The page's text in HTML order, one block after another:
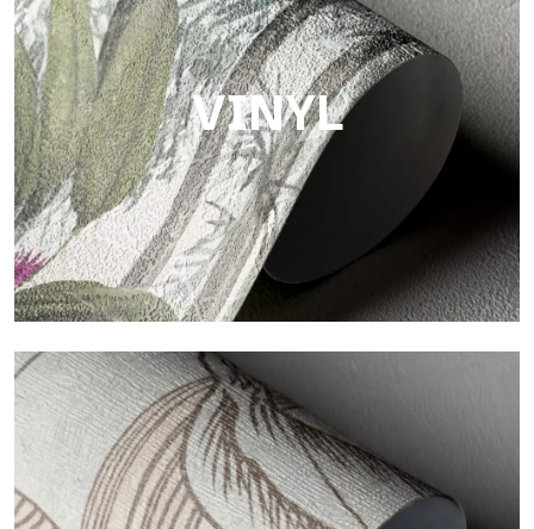
Oberfläche mit faseriger und unregelmäßiger Struktur und
einer weichen Textur, die Wärme und Authentizität vermittelt.
VINYL
Vinyl
Die Vinyloberflächen der Tapeten von Tecnografica bieten
widerstandsfähige, strukturierte und optisch anspruchsvolle
Flächen.